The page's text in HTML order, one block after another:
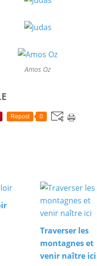
Amos Oz
Repost 0
Traverser les
montagnes et
venir naître ici